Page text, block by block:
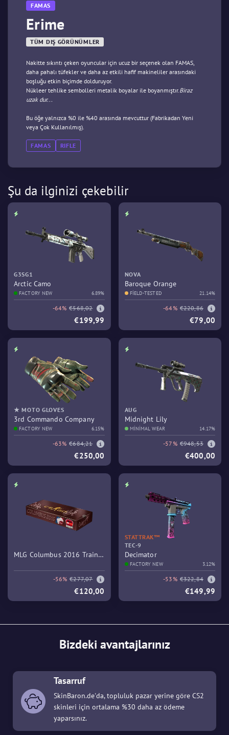
FAMAS
Erime
TÜM DIŞ GÖRÜNÜMLER
Nakitte sıkıntı çeken oyuncular için ucuz bir seçenek olan FAMAS,
daha pahalı tüfekler ve daha az etkili hafif makineliler arasındaki
boşluğu etkin biçimde dolduruyor.
Nükleer tehlike sembolleri metalik boyalar ile boyanmıştır.Biraz
uzak dur...
Bu öğe yalnızca %0 ile %40 arasında mevcuttur (Fabrikadan Yeni
veya Çok Kullanılmış).
FAMAS RIFLE
Şu da ilginizi çekebilir
G3SG1
Arctic Camo
FACTORY NEW 6.89%
-64% €568,02
€199,99
NOVA
Baroque Orange
FIELD-TESTED 21.14%
-64% €220,86
€79,00
★ MOTO GLOVES
3rd Commando Company
FACTORY NEW 6.15%
-63% €684,21
€250,00
AUG
Midnight Lily
MINIMAL WEAR 14.17%
-57% €948,53
€400,00
MLG Columbus 2016 Train
-56% €277,07
€120,00
STATTRAK™
TEC-9
Decimator
FACTORY NEW 3.12%
-53% €322,84
€149,99
Bizdeki avantajlarınız
Tasarruf
SkinBaron.de'da, topluluk pazar yerine göre CS2
skinleri için ortalama %30 daha az ödeme
yaparsınız.